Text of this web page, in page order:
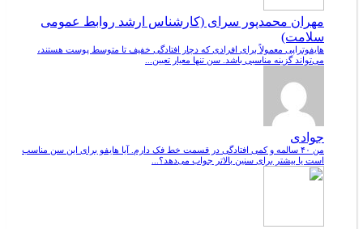
مهران محمدپور سرای (کارشناس ارشد روابط عمومی
سلامت)
هایفوتراپی معمولاً برای افرادی که دچار افتادگی خفیف تا متوسط پوست هستند،
می‌تواند گزینه مناسبی باشد. سن تنها معیار تعیین...
جوادی
من ۴۰ سالمه و کمی افتادگی در قسمت خط فک دارم. آیا هایفو برای این سن مناسب
است یا بیشتر برای سنین بالاتر جواب می‌دهد؟...